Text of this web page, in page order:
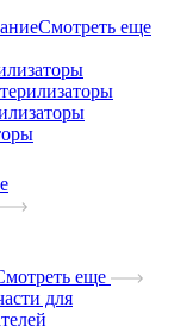
Смотреть еще
еще
для